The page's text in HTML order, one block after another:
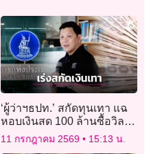
‘ผู้ว่าฯธปท.’ สกัดทุนเทา แฉ
หอบเงินสด 100 ล้านซื้อวิลล่า
หรู เร่งสอบแลกแบงก์ย่อย 10
11 กรกฎาคม 2569 15:13 น.